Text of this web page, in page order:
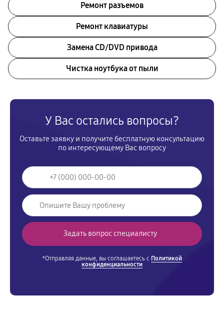
Ремонт разъемов
Ремонт клавиатуры
Замена CD/DVD привода
Чистка ноутбука от пыли
У Вас остались вопросы?
Оставьте заявку и получите бесплатную консультацию
по интересующему Вас вопросу
*Отправляя данные, вы соглашаетесь с Политикой
конфиденциальности